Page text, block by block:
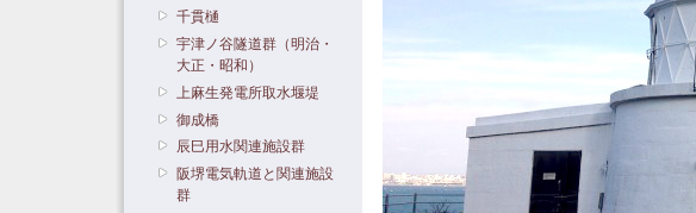
千貫樋
宇津ノ谷隧道群（明治・
大正・昭和）
上麻生発電所取水堰堤
御成橋
辰巳用水関連施設群
阪堺電気軌道と関連施設
群